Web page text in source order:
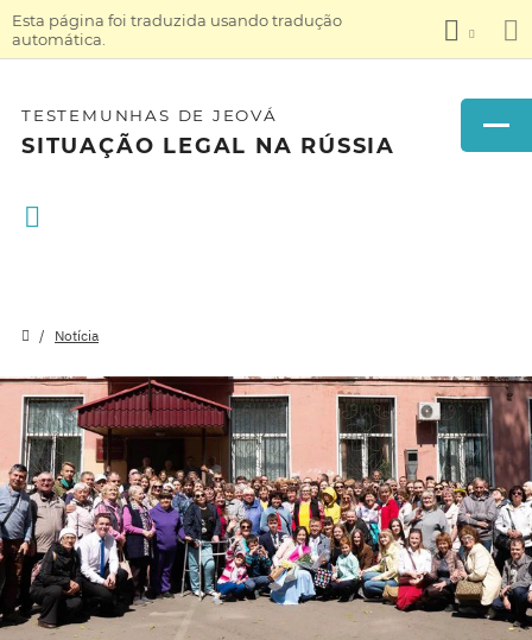
Esta página foi traduzida usando tradução
automática.
TESTEMUNHAS DE JEOVÁ
SITUAÇÃO LEGAL NA RÚSSIA
Notícia